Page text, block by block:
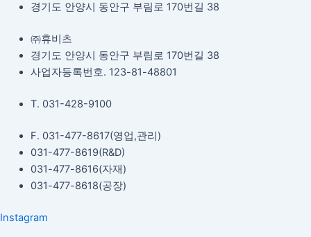
경기도 안양시 동안구 부림로 170번길 38
㈜휴비츠
경기도 안양시 동안구 부림로 170번길 38
사업자등록번호. 123-81-48801
T. 031-428-9100
F. 031-477-8617(영업,관리)
031-477-8619(R&D)
031-477-8616(자재)​
031-477-8618(공장)​
Instagram